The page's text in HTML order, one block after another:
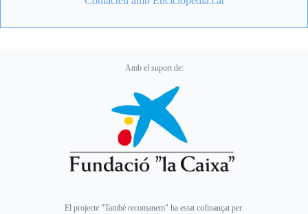
Amb el suport de:
El projecte "També recomanem" ha estat cofinançat per: